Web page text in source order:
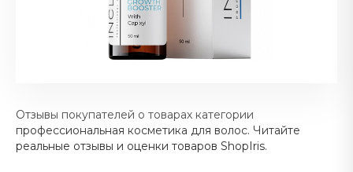
Отзывы покупателей о товарах категории
профессиональная косметика для волос. Читайте
реальные отзывы и оценки товаров ShopIris.